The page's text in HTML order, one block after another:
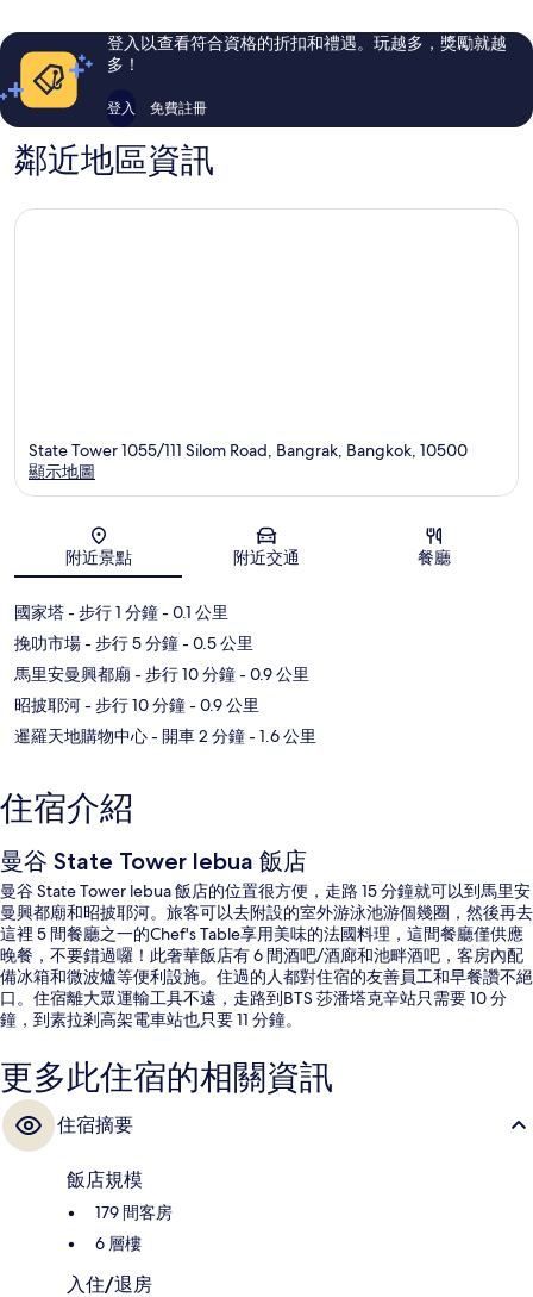
評
論
評
論
登入以查看符合資格的折扣和禮遇。玩越多，獎勵就越
多！
登入 免費註冊
鄰近地區資訊
地圖
State Tower 1055/111 Silom Road, Bangrak, Bangkok, 10500
顯示地圖
附近景點 附近交通 餐廳
國家塔- 步行 1 分鐘- 0.1 公里
挽叻市場- 步行 5 分鐘- 0.5 公里
馬里安曼興都廟 - 步行 10 分鐘- 0.9 公里
昭披耶河- 步行 10 分鐘- 0.9 公里
暹羅天地購物中心- 開車 2 分鐘- 1.6 公里
住宿介紹
曼谷 State Tower lebua 飯店
曼谷 State Tower lebua 飯店的位置很方便，走路 15 分鐘就可以到馬里安
曼興都廟和昭披耶河。旅客可以去附設的室外游泳池游個幾圈，然後再去
這裡 5 間餐廳之一的Chef's Table享用美味的法國料理，這間餐廳僅供應
晚餐，不要錯過囉！此奢華飯店有 6 間酒吧/酒廊和池畔酒吧，客房內配
備冰箱和微波爐等便利設施。住過的人都對住宿的友善員工和早餐讚不絕
口。住宿離大眾運輸工具不遠，走路到BTS 莎潘塔克辛站只需要 10 分
鐘，到素拉剎高架電車站也只要 11 分鐘。
更多此住宿的相關資訊
住宿摘要
飯店規模
179 間客房
6 層樓
入住/退房